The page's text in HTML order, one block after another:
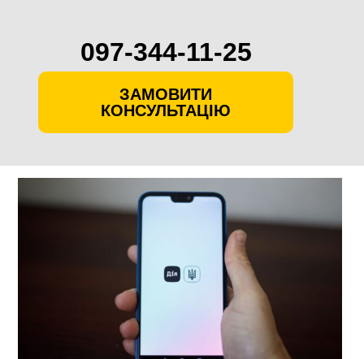
Skip
097-344-11-25
ЗАМОВИТИ
КОНСУЛЬТАЦІЮ